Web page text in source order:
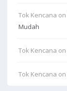
Tok Kencana on
Mudah
Tok Kencana on
Tok Kencana on